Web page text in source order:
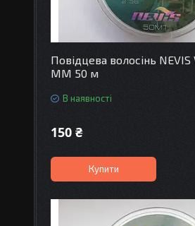
Повідцева волосінь NEVIS
MM 50 м
В наявності
150 ₴
Купити